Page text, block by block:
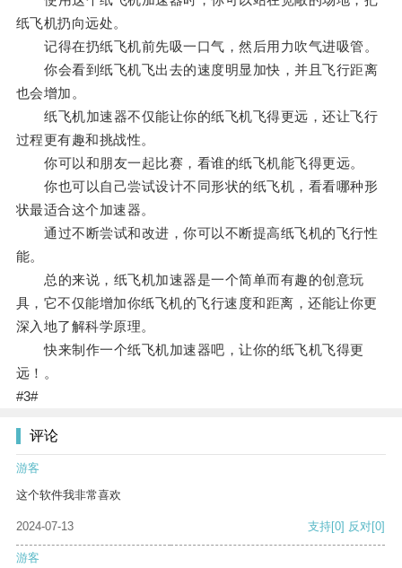
纸飞机扔向远处。
记得在扔纸飞机前先吸一口气，然后用力吹气进吸管。
你会看到纸飞机飞出去的速度明显加快，并且飞行距离
也会增加。
纸飞机加速器不仅能让你的纸飞机飞得更远，还让飞行
过程更有趣和挑战性。
你可以和朋友一起比赛，看谁的纸飞机能飞得更远。
你也可以自己尝试设计不同形状的纸飞机，看看哪种形
状最适合这个加速器。
通过不断尝试和改进，你可以不断提高纸飞机的飞行性
能。
总的来说，纸飞机加速器是一个简单而有趣的创意玩
具，它不仅能增加你纸飞机的飞行速度和距离，还能让你更
深入地了解科学原理。
快来制作一个纸飞机加速器吧，让你的纸飞机飞得更
远！。
#3#
评论
游客
这个软件我非常喜欢
2024-07-13 支持[0] 反对[0]
游客